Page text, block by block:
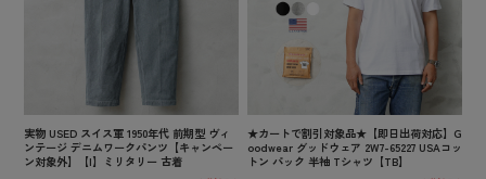
実物 USED スイス軍 1950年代 前期型 ヴィ
ンテージ デニムワークパンツ【キャンペー
ン対象外】【I】ミリタリー 古着
★カートで割引対象品★【即日出荷対応】G
oodwear グッドウェア 2W7-65227 USAコッ
トン パック 半袖 Tシャツ【TB】